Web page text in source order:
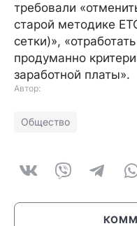
требовали
старой методике
сетки)»,
продуманно
заработной платы».
Автор:
Общество